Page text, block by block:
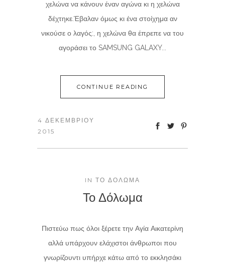
χελώνα να κάνουν έναν αγώνα κι η χελώνα
δέχτηκε.Έβαλαν όμως κι ένα στοίχημα αν
νικούσε ο λαγός:, η χελώνα θα έπρεπε να του
αγοράσει το SAMSUNG GALAXY...
CONTINUE READING
4 ΔΕΚΕΜΒΡΊΟΥ
2015
IN ΤΟ ΔΌΛΩΜΑ
Το Δόλωμα
Πιστεύω πως όλοι ξέρετε την Αγία Αικατερίνη
αλλά υπάρχουν ελάχιστοι άνθρωποι που
γνωρίζουντι υπήρχε κάτω από το εκκλησάκι